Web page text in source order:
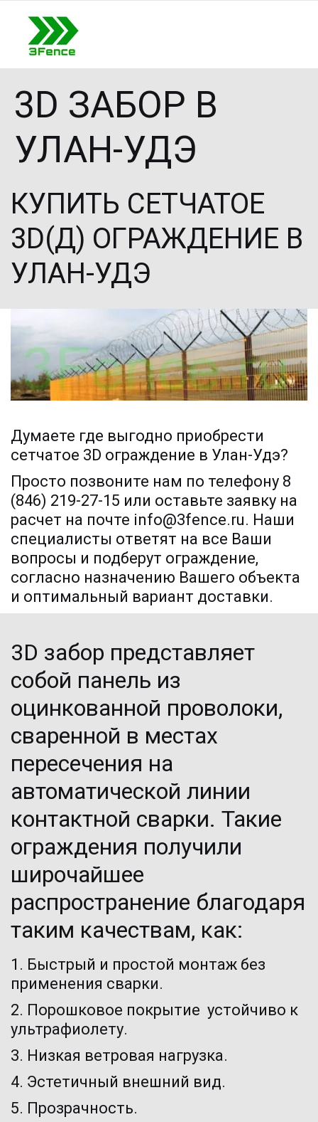
3D ЗАБОР В
УЛАН-УДЭ
КУПИТЬ СЕТЧАТОЕ
3D(Д) ОГРАЖДЕНИЕ В
УЛАН-УДЭ
Думаете где выгодно приобрести
сетчатое 3D ограждение в Улан-Удэ?
Просто позвоните нам по телефону 8
(846) 219-27-15 или оставьте заявку на
расчет на почте info@3fence.ru. Наши
специалисты ответят на все Ваши
вопросы и подберут ограждение,
согласно назначению Вашего объекта
и оптимальный вариант доставки.
3D забор представляет
собой панель из
оцинкованной проволоки,
сваренной в местах
пересечения на
автоматической линии
контактной сварки. Такие
ограждения получили
широчайшее
распространение благодаря
таким качествам, как:
1. Быстрый и простой монтаж без
применения сварки.
2. Порошковое покрытие  устойчиво к
ультрафиолету.
3. Низкая ветровая нагрузка.
4. Эстетичный внешний вид.
5. Прозрачность.